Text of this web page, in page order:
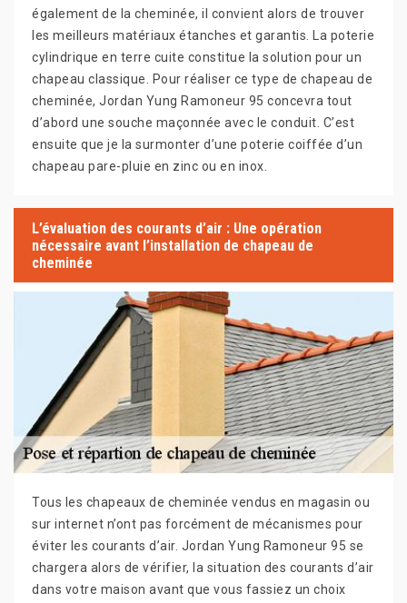
également de la cheminée, il convient alors de trouver
les meilleurs matériaux étanches et garantis. La poterie
cylindrique en terre cuite constitue la solution pour un
chapeau classique. Pour réaliser ce type de chapeau de
cheminée, Jordan Yung Ramoneur 95 concevra tout
d’abord une souche maçonnée avec le conduit. C’est
ensuite que je la surmonter d’une poterie coiffée d’un
chapeau pare-pluie en zinc ou en inox.
L’évaluation des courants d’air : Une opération
nécessaire avant l’installation de chapeau de
cheminée
Tous les chapeaux de cheminée vendus en magasin ou
sur internet n’ont pas forcément de mécanismes pour
éviter les courants d’air. Jordan Yung Ramoneur 95 se
chargera alors de vérifier, la situation des courants d’air
dans votre maison avant que vous fassiez un choix